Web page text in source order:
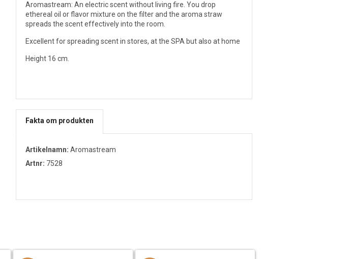
Aromastream: An electric scent without living fire. You drop
ethereal oil or flavor mixture on the filter and the aroma straw
spreads the scent effectively into the room.
Excellent for spreading scent in stores, at the SPA but also at home
Height 16 cm.
Fakta om produkten
Artikelnamn: Aromastream
Artnr: 7528